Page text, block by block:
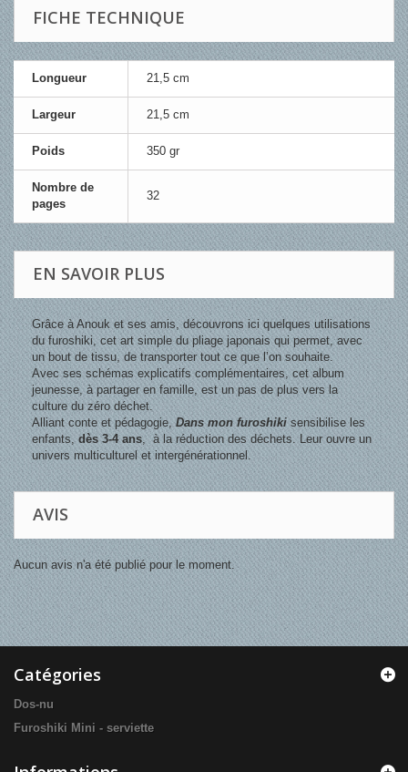
FICHE TECHNIQUE
Longueur 21,5 cm
Largeur 21,5 cm
Poids 350 gr
Nombre de
pages
32
EN SAVOIR PLUS
Grâce à Anouk et ses amis, découvrons ici quelques utilisations
du furoshiki, cet art simple du pliage japonais qui permet, avec
un bout de tissu, de transporter tout ce que l’on souhaite.
Avec ses schémas explicatifs complémentaires, cet album
jeunesse, à partager en famille, est un pas de plus vers la
culture du zéro déchet.
Alliant conte et pédagogie,Dans mon furoshikisensibilise les
enfants,dès 3-4 ans, à la réduction des déchets. Leur ouvre un
univers multiculturel et intergénérationnel.
AVIS
Aucun avis n'a été publié pour le moment.
Catégories
Dos-nu
Furoshiki Mini - serviette